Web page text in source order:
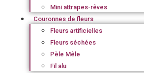
Mini attrapes-rêves
Couronnes de fleurs
Fleurs artificielles
Fleurs séchées
Pèle Mêle
Fil alu